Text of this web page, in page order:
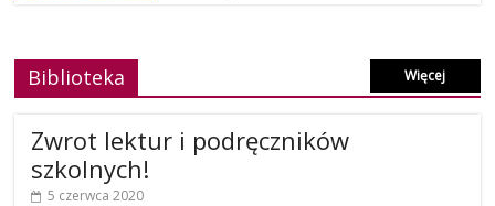
Biblioteka Więcej
Zwrot lektur i podręczników
szkolnych!
5 czerwca 2020